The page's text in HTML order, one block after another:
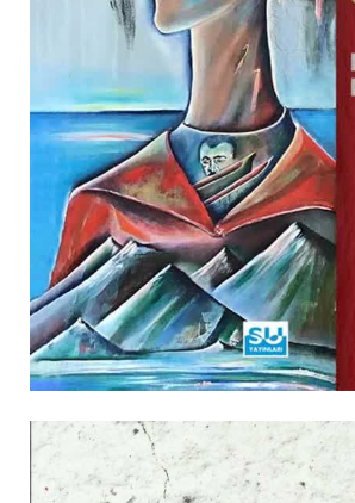
YALNIZ KADIN CINAYETLERI
MARIA SUPHI BIR DIRENIŞ ÖYKÜSÜ
ANI-ROMAN
ANI-MEKTUP
ÖYKÜ
ŞIIR
EFSANE
ÇOCUK KITAPLARI
MIZAH
EKONOMI
İLETIŞIM
MAKALE